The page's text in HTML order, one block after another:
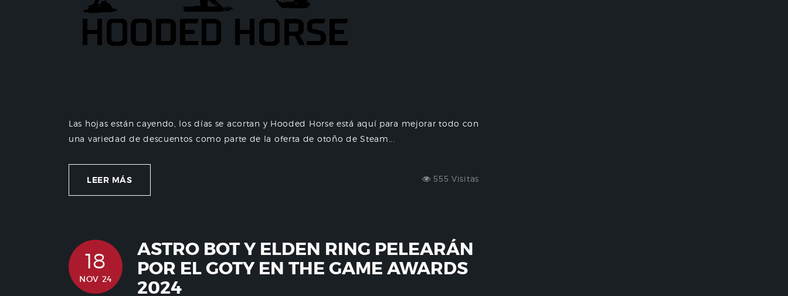
Las hojas están cayendo, los días se acortan y Hooded Horse está aquí para mejorar todo con
una variedad de descuentos como parte de la oferta de otoño de Steam...
LEER MÁS 555 Visitas
18
NOV 24
ASTRO BOT Y ELDEN RING PELEARÁN
POR EL GOTY EN THE GAME AWARDS
2024